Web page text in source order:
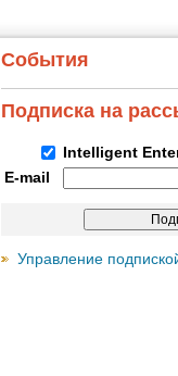
События
Подписка на
Intelligent
E-mail
Управление